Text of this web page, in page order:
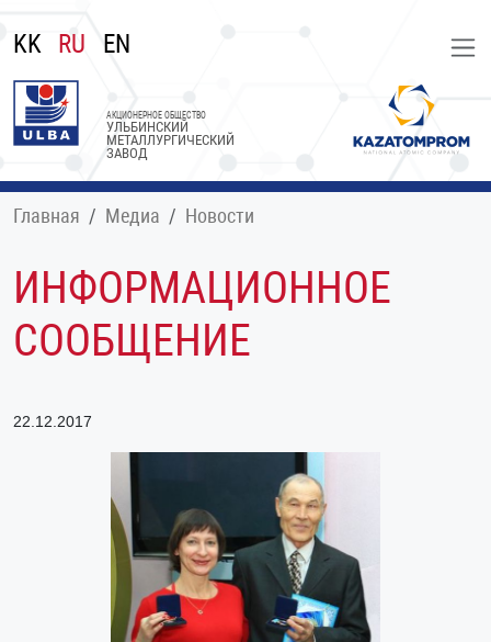
KK RU EN
УЛЬБИНСКИЙ
МЕТАЛЛУРГИЧЕСКИЙ
ЗАВОД
АКЦИОНЕРНОЕ ОБЩЕСТВО
Главная Медиа Новости
ИНФОРМАЦИОННОЕ
СООБЩЕНИЕ
22.12.2017